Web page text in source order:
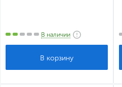
В наличии